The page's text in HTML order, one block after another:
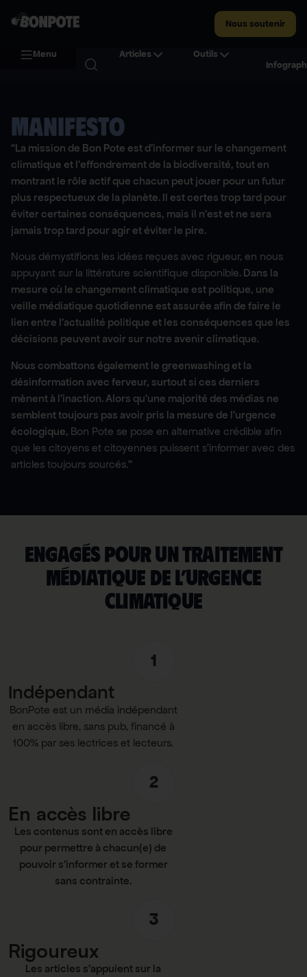
Nous soutenir
Menu Articles
Outils
MANIFESTO
“La mission de Bon Pote est d’informer sur le changement
climatique et l’effondrement de la biodiversité, tout en
montrant le rôle actif que chacun peut jouer pour un futur
plus respectueux de la planète. Il est certes trop tard pour
éviter certaines conséquences, mais il n’est et ne sera
jamais trop tard pour agir et éviter le pire.
Nous démystifions les idées reçues avec rigueur, en nous
appuyant sur la littérature scientifique disponible. Dans la
mesure où le changement climatique est politique, une
veille médiatique quotidienne est assurée afin de faire le
lien entre l’actualité politique et les conséquences que les
décisions peuvent avoir sur notre avenir climatique.
Nous combattons également le greenwashing et la
désinformation avec ferveur, surtout si ces derniers
mènent à l’inaction. Alors qu’une majorité des médias ne
semblent toujours pas avoir pris la mesure de l’urgence
écologique, Bon Pote se pose en alternative crédible afin
que les citoyens et citoyennes puissent s’informer avec des
articles toujours sourcés.”
Engagés pour un traitement
médiatique de l’urgence
climatique
1
Indépendant
BonPote est un média indépendant
en accès libre, sans pub, financé à
100% par ses lectrices et lecteurs.
2
En accès libre
Les contenus sont en accès libre
pour permettre à chacun(e) de
pouvoir s’informer et se former
sans contrainte.
3
Rigoureux
Les articles s’appuient sur la